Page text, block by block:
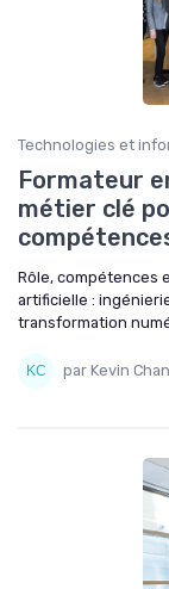
Technologies et
Formateur
métier clé
Rôle, compétences
artificielle :
transformation
par Kevin